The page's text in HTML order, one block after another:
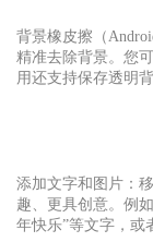
背景橡皮擦（
精准去除背景。您
用还支持保存透明
添加文字和图片：
趣、更具创意。例
年快乐”等文字，或